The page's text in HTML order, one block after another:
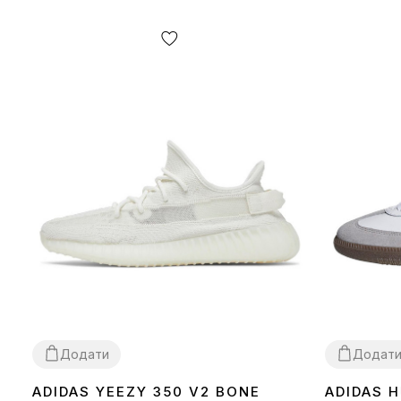
Додати
ADIDAS YEEZY 350 V2 BONE
Додати
ADIDAS